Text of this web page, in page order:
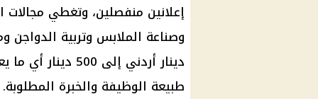
إعلانين منفصلين، وتغطي مجالات
طبيعة الوظيفة والخبرة المطلوبة.